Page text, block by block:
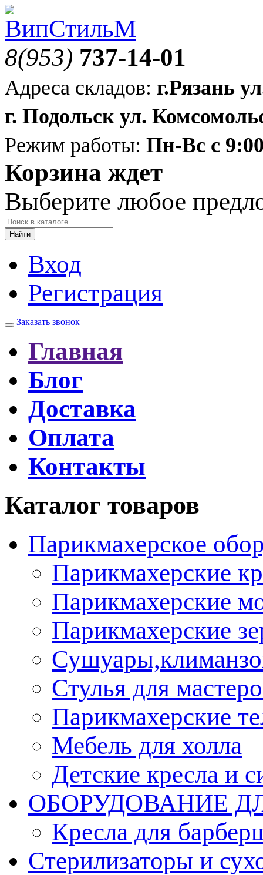
8(953) 737-14-01
Адреса складов: г.Рязань
г. Подольск ул.
Режим работы: Пн-Вс с
Корзина ждет
Выберите любое
Найти
Вход
Регистрация
Заказать звонок
Главная
Блог
Доставка
Оплата
Контакты
Каталог товаров
Парикмахерское
Парикмахерские
Парикмахерские
Парикмахерские
Стулья для
Парикмахерские
Мебель для холла
Детские кресла и
ОБОРУДОВАНИЕ
Кресла для
Стерилизаторы и